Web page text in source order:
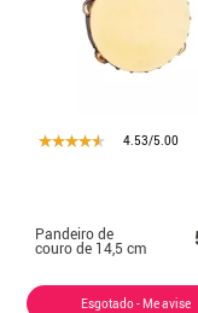
4.53/5.00
Pandeiro de
couro de 14,5 cm
Esgotado - Me avise